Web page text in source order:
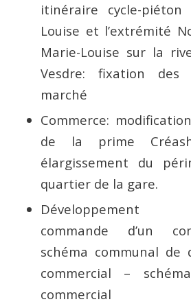
itinéraire cycle-
Louise et l’extrémité
Marie-Louise sur la
Vesdre: fixation des
marché
Commerce:
de la prime
élargissement du
quartier de la gare.
Développement
commande d’un
schéma communal de
commercial –
commercial